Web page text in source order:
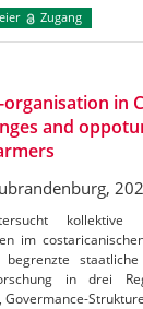
Zugang
in
and
kollektive
im
in drei
Govermance-